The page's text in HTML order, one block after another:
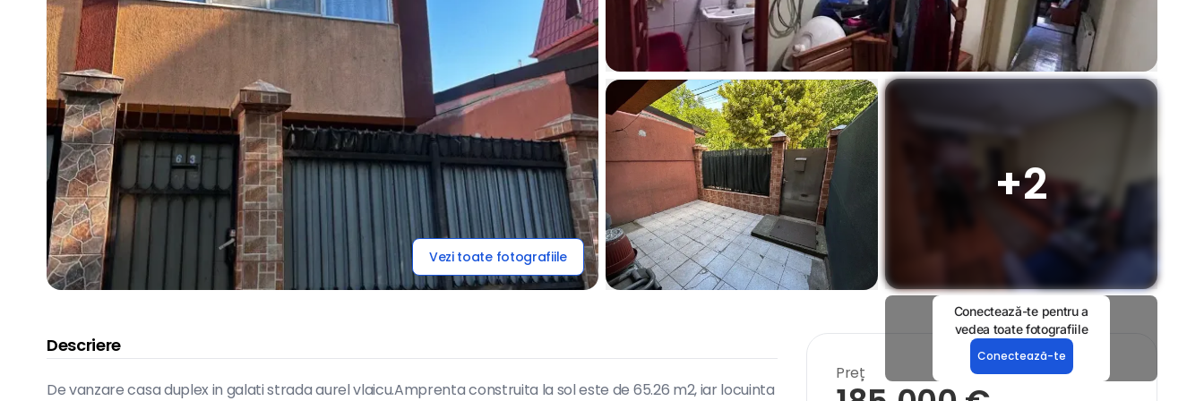
Vezi toate fotografiile
Conectează-te pentru a
vedea toate fotografiile
Conectează-te
+2
Descriere
De vanzare casa duplex in galati strada aurel vlaicu.Amprenta construita la sol este de 65.26 m2, iar locuinta
Preț